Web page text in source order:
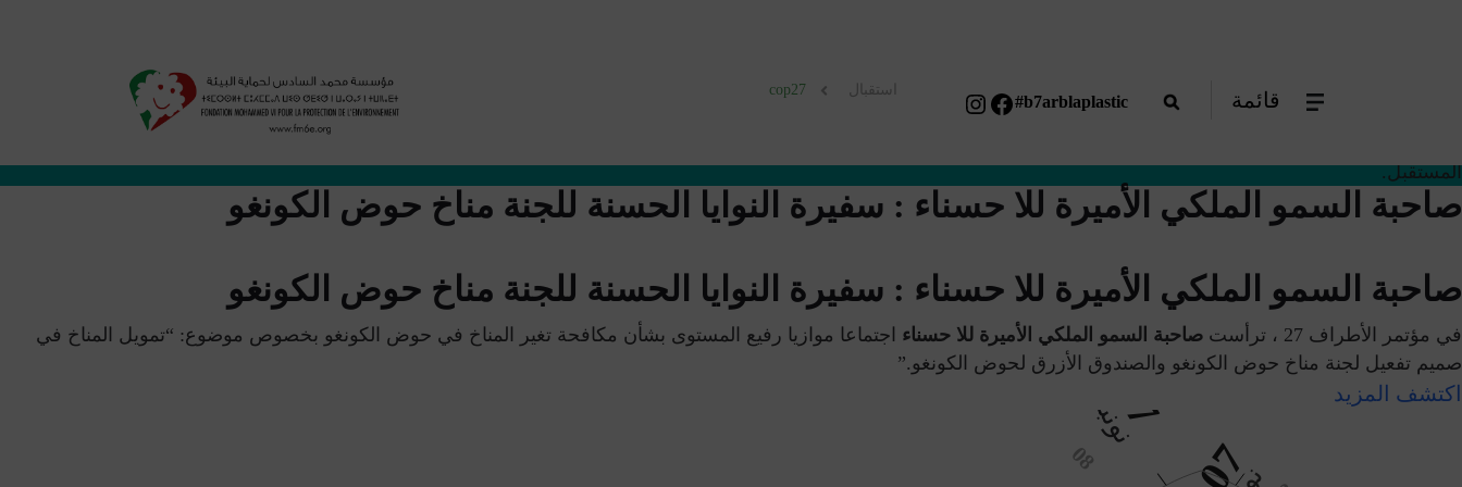
قائمة #b7arblaplastic
استقبال cop27
المستقبل.
صاحبة السمو الملكي الأميرة للا حسناء : سفيرة النوايا الحسنة للجنة مناخ حوض الكونغو
صاحبة السمو الملكي الأميرة للا حسناء : سفيرة النوايا الحسنة للجنة مناخ حوض الكونغو
في مؤتمر الأطراف 27 ، ترأست صاحبة السمو الملكي الأميرة للا حسناء اجتماعا موازيا رفيع المستوى بشأن مكافحة تغير المناخ في حوض الكونغو بخصوص موضوع: “تمويل المناخ في
صميم تفعيل لجنة مناخ حوض الكونغو والصندوق الأزرق لحوض الكونغو.”
اكتشف المزيد
07
نونبر
07
08